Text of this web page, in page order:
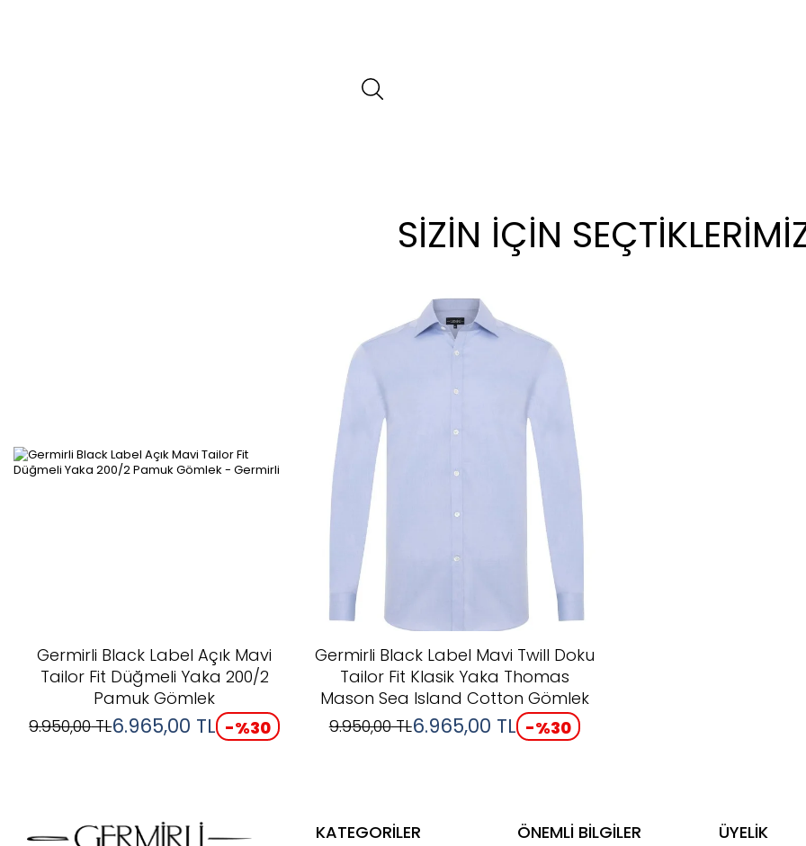
SİZİN İÇİN
Germirli Black Label Açık Mavi
Tailor Fit Düğmeli Yaka 200/2
Pamuk Gömlek
9.950,00TL6.965,00 TL -%30
Germirli Black Label Mavi Twill Doku
Tailor Fit Klasik Yaka Thomas
Mason Sea Island Cotton Gömlek
9.950,00TL6.965,00 TL -%30
KATEGORİLER ÖNEMLİ BİLGİLER ÜYELİK